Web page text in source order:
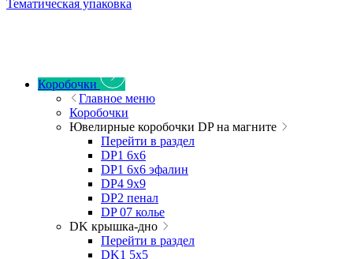
Тематическая упаковка
Коробочки
Главное меню
Коробочки
Ювелирные коробочки DP на магните
Перейти в раздел
DP1 6x6
DP1 6x6 эфалин
DP4 9x9
DP2 пенал
DP 07 колье
DK крышка-дно
Перейти в раздел
DK1 5x5